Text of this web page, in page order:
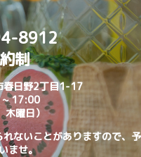
8912
制
日野2丁目1-17
~ 17:00
木曜日）
ないことがありますので、予
ませ。